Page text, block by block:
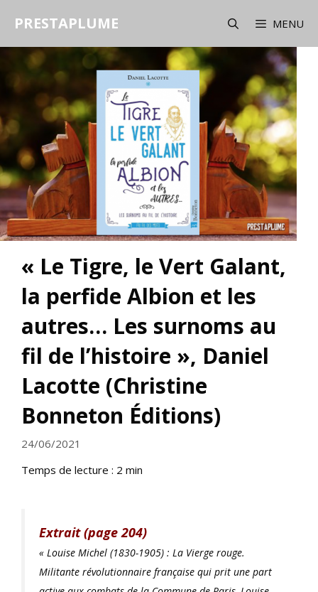
PRESTAPLUME MENU
« Le Tigre, le Vert Galant,
la perfide Albion et les
autres… Les surnoms au
fil de l’histoire », Daniel
Lacotte (Christine
Bonneton Éditions)
24/06/2021
Temps de lecture : 2 min
Extrait (page 204)
« Louise Michel (1830-1905) : La Vierge rouge.
Militante révolutionnaire française qui prit une part